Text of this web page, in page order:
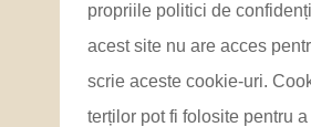
propriile politici de
acest site nu are acces
scrie aceste cookie-uri.
terților pot fi folosite pentru a